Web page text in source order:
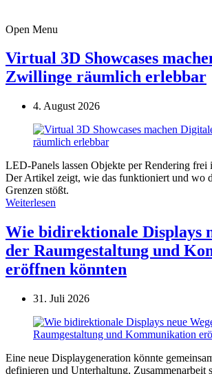
Open Menu
Virtual 3D Showcases
Zwillinge räumlich erlebbar
4. August 2026
LED-Panels lassen Objekte per Rendering frei
Der Artikel zeigt, wie das funktioniert und wo
Grenzen stößt.
Weiterlesen
Wie bidirektionale Displays
der Raumgestaltung und
eröffnen könnten
31. Juli 2026
Eine neue Displaygeneration könnte
definieren und Unterhaltung, Zusammenarbeit